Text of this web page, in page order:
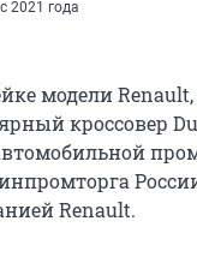
2021 года
модели Renault,
кроссовер
Renault.